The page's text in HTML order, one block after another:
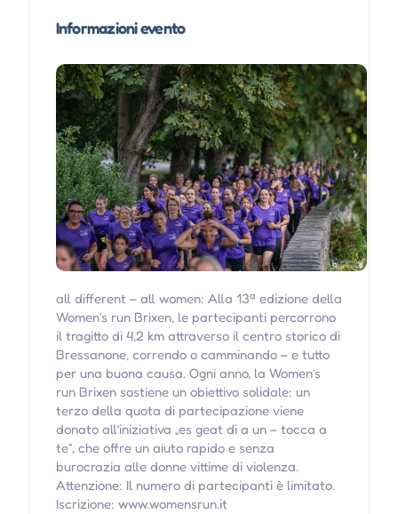
Informazioni evento
all different – all women: Alla 13ª edizione della
Women’s run Brixen, le partecipanti percorrono
il tragitto di 4,2 km attraverso il centro storico di
Bressanone, correndo o camminando – e tutto
per una buona causa. Ogni anno, la Women’s
run Brixen sostiene un obiettivo solidale: un
terzo della quota di partecipazione viene
donato all’iniziativa „es geat di a un – tocca a
te“, che offre un aiuto rapido e senza
burocrazia alle donne vittime di violenza.
Attenzione: Il numero di partecipanti è limitato.
Iscrizione: www.womensrun.it